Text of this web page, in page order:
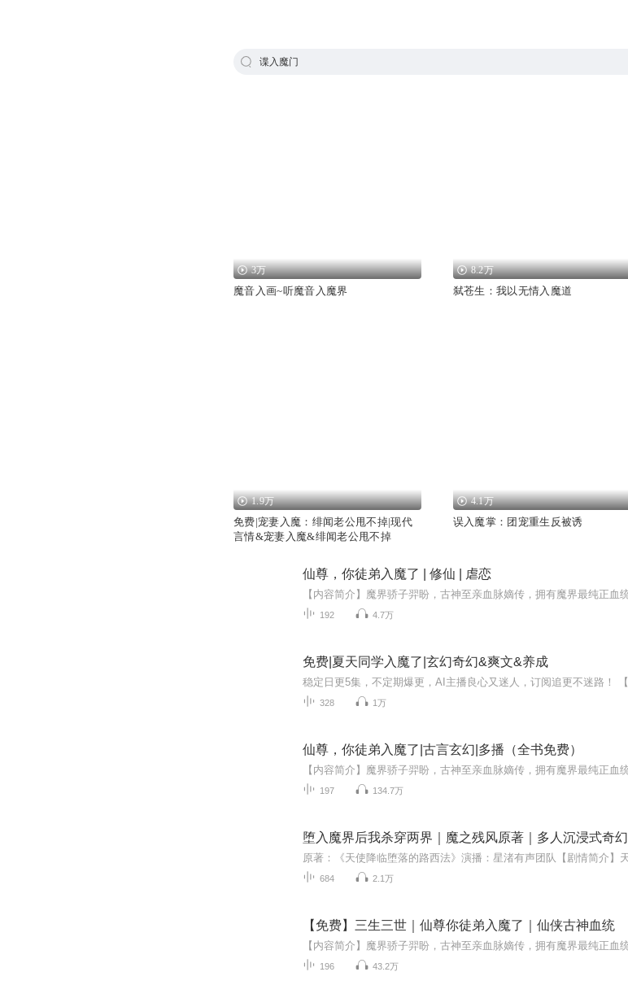
谍入魔门
3万
魔音入画~听魔音入魔界
8.2万
弑苍生：我以无情入魔道
1.9万
免费|宠妻入魔：绯闻老公甩不掉|现代
言情&宠妻入魔&绯闻老公甩不掉
4.1万
误入魔掌：团宠重生反被诱
仙尊，你徒弟入魔了 | 修仙 | 虐恋
192 4.7万
免费|夏天同学入魔了|玄幻奇幻&爽文&养成
328 1万
仙尊，你徒弟入魔了|古言玄幻|多播（全书免费）
197 134.7万
堕入魔界后我杀穿两界｜魔之残风原著｜多人沉浸式奇幻
684 2.1万
【免费】三生三世｜仙尊你徒弟入魔了｜仙侠古神血统
196 43.2万